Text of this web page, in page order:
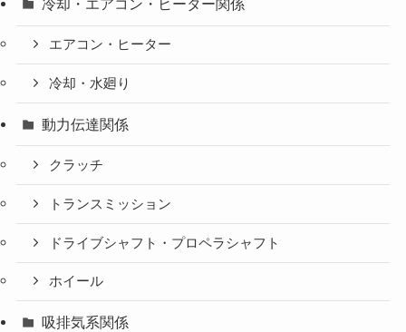
冷却・エアコン・ヒーター関係
エアコン・ヒーター
冷却・水廻り
動力伝達関係
クラッチ
トランスミッション
ドライブシャフト・プロペラシャフト
ホイール
吸排気系関係